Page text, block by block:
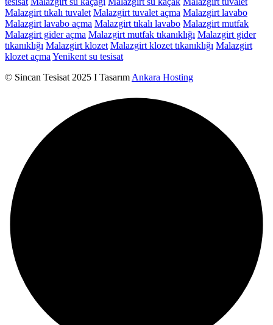
Malazgirt tıkalı tuvalet Malazgirt tuvalet açma Malazgirt lavabo
Malazgirt lavabo açma Malazgirt tıkalı lavabo Malazgirt mutfak
Malazgirt gider açma Malazgirt mutfak tıkanıklığı Malazgirt gider
tıkanıklığı Malazgirt klozet Malazgirt klozet tıkanıklığı Malazgirt
klozet açma Yenikent su tesisat
© Sincan Tesisat 2025 I Tasarım Ankara Hosting